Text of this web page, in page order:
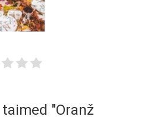
"Oranž